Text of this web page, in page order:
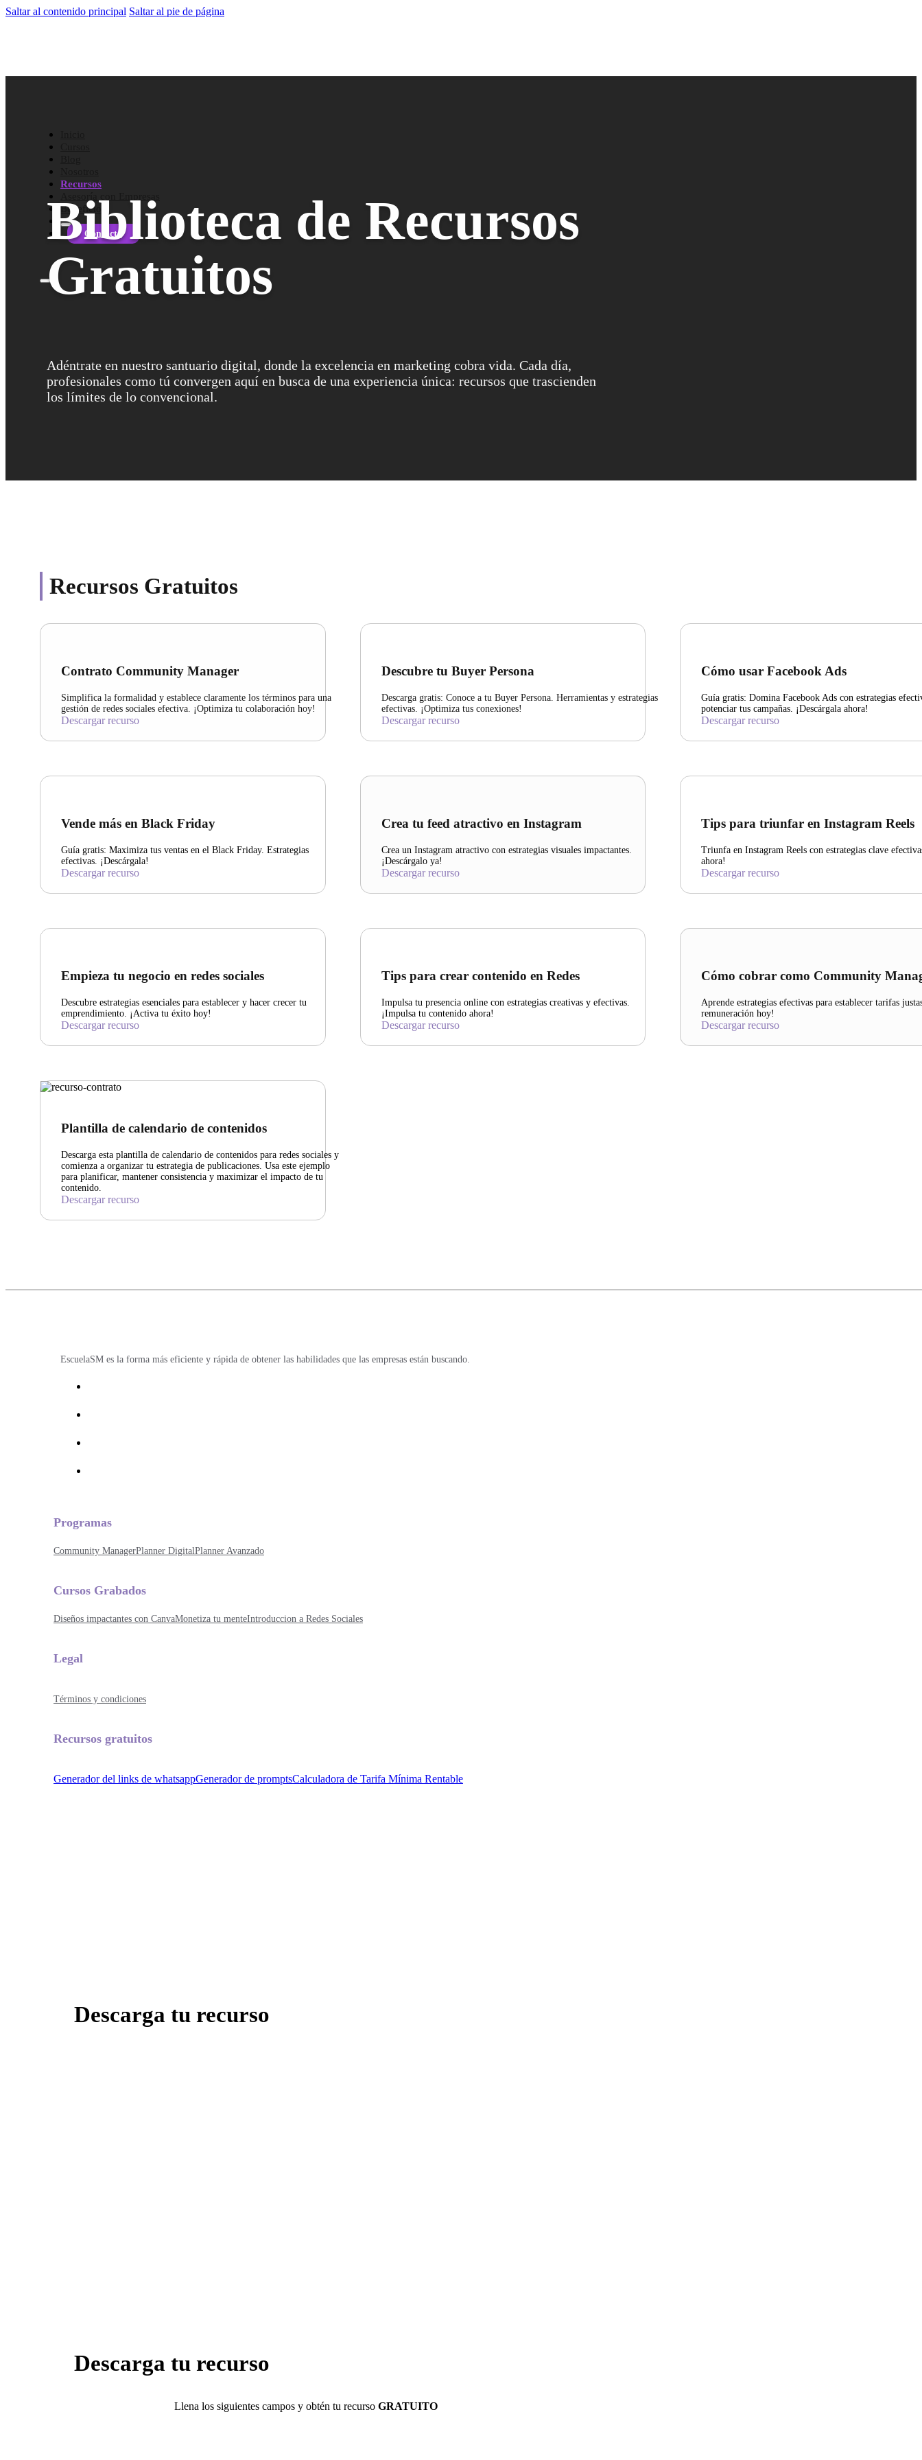
Saltar al contenido principal Saltar al pie de página
Recursos
Beneficios
Contacto
Biblioteca de Recursos
Gratuitos
Adéntrate en nuestro santuario digital, donde la excelencia en marketing cobra vida. Cada día,
profesionales como tú convergen aquí en busca de una experiencia única: recursos que trascienden
los límites de lo convencional.
Recursos Gratuitos
Contrato Community Manager
Simplifica la formalidad y establece claramente los términos para una
gestión de redes sociales efectiva. ¡Optimiza tu colaboración hoy!
Descargar recurso
Descubre tu Buyer Persona
Descarga gratis: Conoce a tu Buyer Persona. Herramientas y estrategias
efectivas. ¡Optimiza tus conexiones!
Descargar recurso
Cómo usar Facebook Ads
Guía gratis: Domina Facebook Ads con estrategias
potenciar tus campañas. ¡Descárgala ahora!
Descargar recurso
Vende más en Black Friday
Guía gratis: Maximiza tus ventas en el Black Friday. Estrategias
efectivas. ¡Descárgala!
Descargar recurso
Crea tu feed atractivo en Instagram
Crea un Instagram atractivo con estrategias visuales impactantes.
¡Descárgalo ya!
Descargar recurso
Tips para triunfar en Instagram Reels
Triunfa en Instagram Reels con estrategias clave
ahora!
Descargar recurso
Empieza tu negocio en redes sociales
Descubre estrategias esenciales para establecer y hacer crecer tu
emprendimiento. ¡Activa tu éxito hoy!
Descargar recurso
Tips para crear contenido en Redes
Impulsa tu presencia online con estrategias creativas y efectivas.
¡Impulsa tu contenido ahora!
Descargar recurso
Cómo cobrar como Community
Aprende estrategias efectivas para establecer tarifas
remuneración hoy!
Descargar recurso
Plantilla de calendario de contenidos
Descarga esta plantilla de calendario de contenidos para redes sociales y
comienza a organizar tu estrategia de publicaciones. Usa este ejemplo
para planificar, mantener consistencia y maximizar el impacto de tu
contenido.
Descargar recurso
EscuelaSM es la forma más eficiente y rápida de obtener las habilidades que las empresas están buscando.
Programas
Community ManagerPlanner DigitalPlanner Avanzado
Cursos Grabados
Diseños impactantes con CanvaMonetiza tu menteIntroduccion a Redes Sociales
Legal
Términos y condiciones
Recursos gratuitos
Generador del links de whatsappGenerador de promptsCalculadora de Tarifa Mínima Rentable
Descarga tu recurso
Descarga tu recurso
Llena los siguientes campos y obtén tu recurso GRATUITO